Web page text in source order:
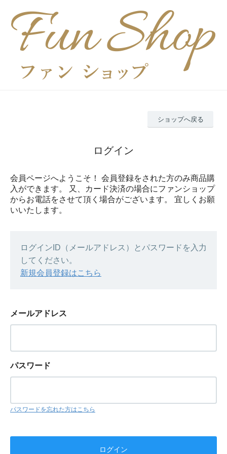
ショップへ戻る
ログイン
会員ページへようこそ！ 会員登録をされた方のみ商品購
入ができます。 又、カード決済の場合にファンショップ
からお電話をさせて頂く場合がございます。 宜しくお願
いいたします。
ログインID（メールアドレス）とパスワードを入力
してください。
新規会員登録はこちら
メールアドレス
パスワード
パスワードを忘れた方はこちら